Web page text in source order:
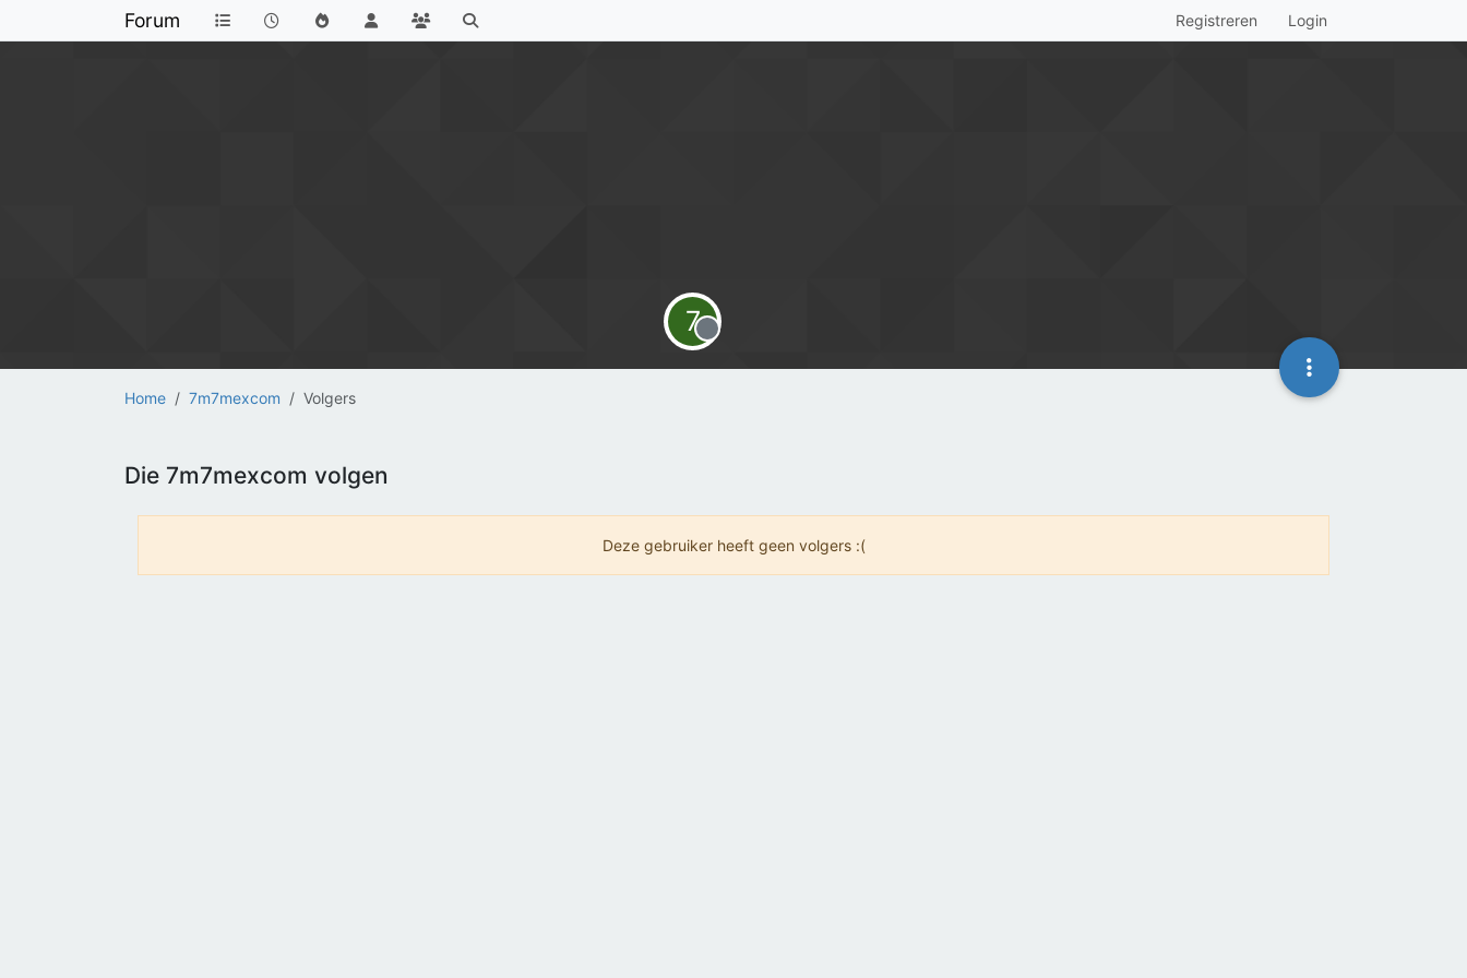
Forum Registreren Login
Home 7m7mexcom Volgers
7
Offline
Die 7m7mexcom volgen
Deze gebruiker heeft geen volgers :(